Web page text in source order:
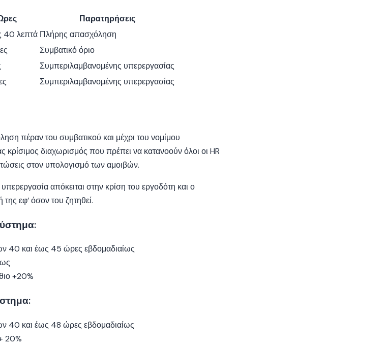
Παρατηρήσεις
40 λεπτά Πλήρης απασχόληση
Συμβατικό όριο
Συμπεριλαμβανομένης υπερεργασίας
Συμπεριλαμβανομένης υπερεργασίας
πέραν του συμβατικού και μέχρι του νομίμου
κρίσιμος διαχωρισμός που πρέπει να κατανοούν όλοι οι HR
στον υπολογισμό των αμοιβών.
απόκειται στην κρίση του εργοδότη και ο
εφ’ όσον του ζητηθεί.
40 και έως 45 ώρες εβδομαδιαίως
+20%
40 και έως 48 ώρες εβδομαδιαίως
20%